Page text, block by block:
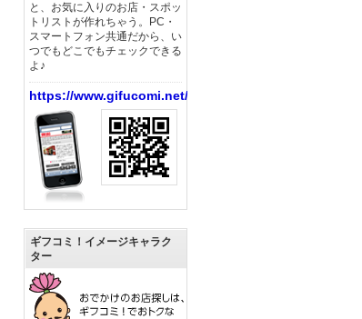
と、お気に入りのお店・スポッ
トリストが作れちゃう。PC・
スマートフォン共通だから、い
つでもどこでもチェックできる
よ♪
https://www.gifucomi.net/
ギフコミ！イメージキャラク
ター